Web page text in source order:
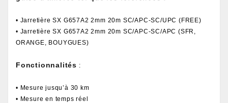
• Jarretière SX G657A2 2mm 20m SC/APC-SC/UPC (FREE)
• Jarretière SX G657A2 2mm 20m SC/APC-SC/APC (SFR,
ORANGE, BOUYGUES)
Fonctionnalités :
• Mesure jusqu’à 30 km
• Mesure en temps réel